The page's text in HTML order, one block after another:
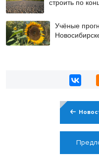
строить по
Учёные